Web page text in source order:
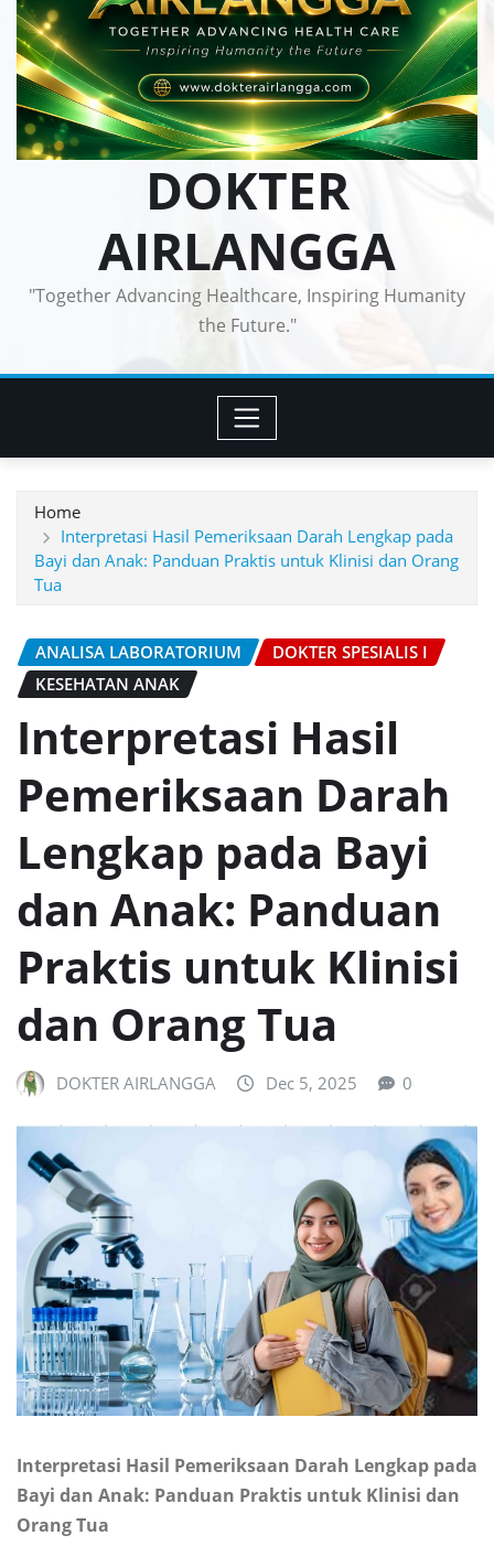
DOKTER
AIRLANGGA
"Together Advancing Healthcare, Inspiring Humanity
the Future."
Home
Interpretasi Hasil Pemeriksaan Darah Lengkap pada
Bayi dan Anak: Panduan Praktis untuk Klinisi dan Orang
Tua
ANALISA LABORATORIUM
DOKTER SPESIALIS I
KESEHATAN ANAK
Interpretasi Hasil
Pemeriksaan Darah
Lengkap pada Bayi
dan Anak: Panduan
Praktis untuk Klinisi
dan Orang Tua
DOKTER AIRLANGGA Dec 5, 2025 0
Interpretasi Hasil Pemeriksaan Darah Lengkap pada
Bayi dan Anak: Panduan Praktis untuk Klinisi dan
Orang Tua